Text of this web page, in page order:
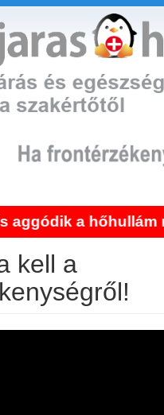
aggódik a hőhullám
kell a